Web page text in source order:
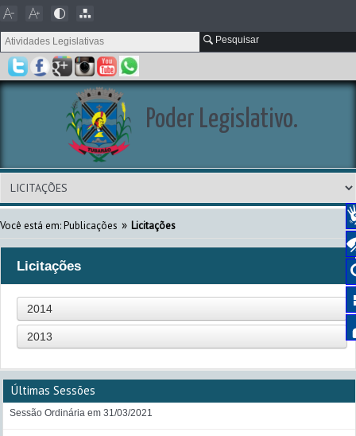
Pesquisar
Poder Legislativo.
Você está em:Publicações » Licitações
Licitações
2014
2013
Últimas Sessões
Sessão Ordinária em 31/03/2021